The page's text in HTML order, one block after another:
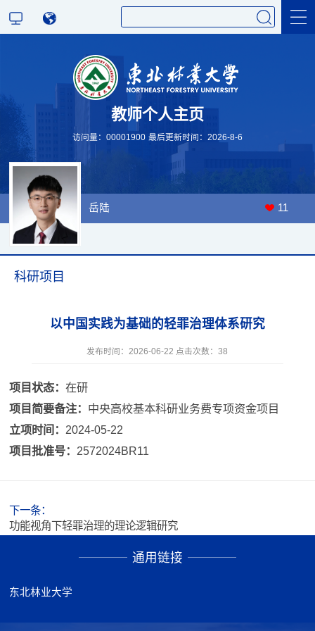
科学研究
教师个人主页
访问量： 00001900 最后更新时间： 2026-8-6
岳陆 11
科研项目
以中国实践为基础的轻罪治理体系研究
发布时间：2026-06-22 点击次数：38
项目状态：在研
项目简要备注： 中央高校基本科研业务费专项资金项目
立项时间： 2024-05-22
项目批准号： 2572024BR11
下一条：
功能视角下轻罪治理的理论逻辑研究
通用链接
东北林业大学